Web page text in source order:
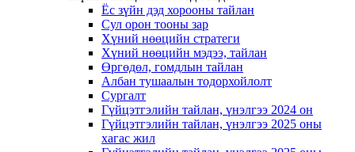
Ёс зүйн дэд хорооны тайлан
Сул орон тооны зар
Хүний нөөцийн стратеги
Хүний нөөцийн мэдээ, тайлан
Өргөдөл, гомдлын тайлан
Албан тушаалын тодорхойлолт
Сургалт
Гүйцэтгэлийн тайлан, үнэлгээ 2024 он
Гүйцэтгэлийн тайлан, үнэлгээ 2025 оны
хагас жил